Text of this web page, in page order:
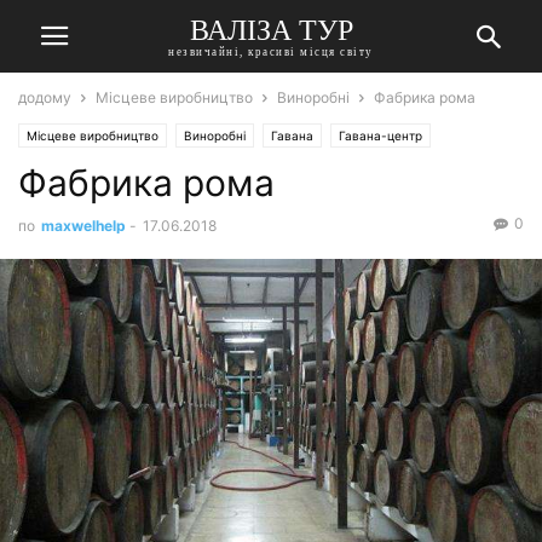
ВАЛІЗА ТУР
незвичайні, красиві місця світу
додому Місцеве виробництво Виноробні Фабрика рома
Місцеве виробництво Виноробні Гавана Гавана-центр
Фабрика рома
по maxwelhelp - 17.06.2018 0